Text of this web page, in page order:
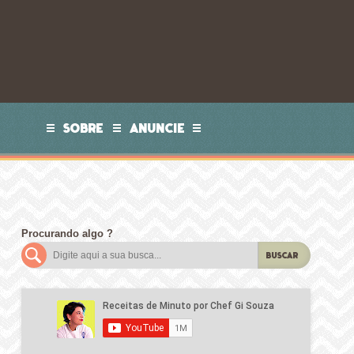
SOBRE ANUNCIE
Procurando algo ?
BUSCAR